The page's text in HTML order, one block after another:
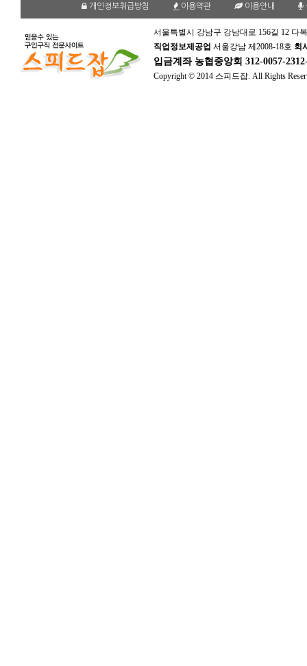
개인정보취급방침 이용약관 이용안내
서울특별시 강남구 강남대로 156길 12 다
직업정보제공업 서울강남 제2008-18호 회
입금계좌 농협중앙회 312-0057-
Copyright © 2014 스피드잡. All Rights